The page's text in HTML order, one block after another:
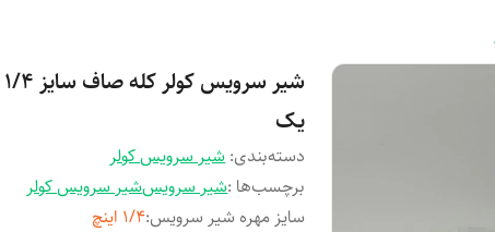
یک
دسته‌بندی:شیر سرویس کولر
برچسب‌ها :شیر سرویسشیر سرویس کولر
سایز مهره شیر سرویس:1/4 اینچ